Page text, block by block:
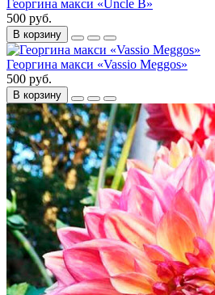
Георгина макси «Uncle B»
500 руб.
В корзину
Георгина макси «Vassiо Meggos»
500 руб.
В корзину